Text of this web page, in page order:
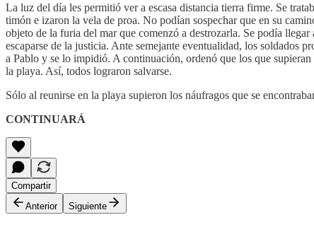
La luz del día les permitió ver a escasa distancia tierra firme. Se
timón e izaron la vela de proa. No podían sospechar que en su
objeto de la furia del mar que comenzó a destrozarla. Se podía
escaparse de la justicia. Ante semejante eventualidad, los soldados
a Pablo y se lo impidió. A continuación, ordenó que los que supieran
la playa. Así, todos lograron salvarse.
Sólo al reunirse en la playa supieron los náufragos que se
CONTINUARÁ
Compartir
Anterior
Siguiente